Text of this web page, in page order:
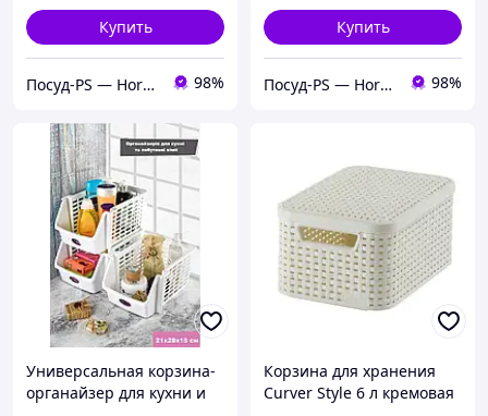
Купить
Посуд-PS — Horeca Посуда Подарки 98%
Купить
Посуд-PS — Horeca Посуда Подарки 98%
Универсальная корзина-
органайзер для кухни и
Корзина для хранения
Curver Style 6 л кремовая